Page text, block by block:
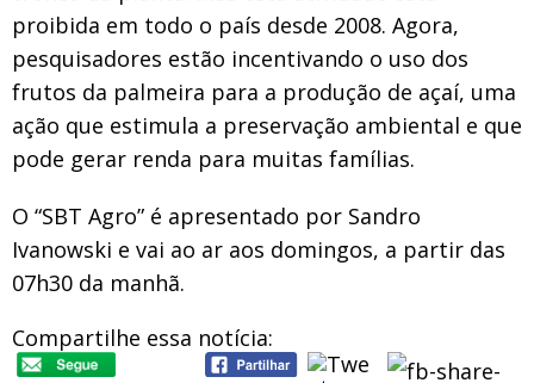
proibida em todo o país desde 2008. Agora,
pesquisadores estão incentivando o uso dos
frutos da palmeira para a produção de açaí, uma
ação que estimula a preservação ambiental e que
pode gerar renda para muitas famílias.
O “SBT Agro” é apresentado por Sandro
Ivanowski e vai ao ar aos domingos, a partir das
07h30 da manhã.
Compartilhe essa notícia: